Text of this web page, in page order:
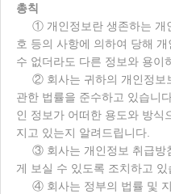
총칙
① 개인정보란 생존하는 개
호 등의 사항에 의하여 당해
수 없더라도 다른 정보와 용이
② 회사는 귀하의 개인정보
관한 법률을 준수하고 있습니
인 정보가 어떠한 용도와 방식
지고 있는지 알려드립니다.
③ 회사는 개인정보 취급방
게 보실 수 있도록 조치하고 있
④ 회사는 정부의 법률 및 지